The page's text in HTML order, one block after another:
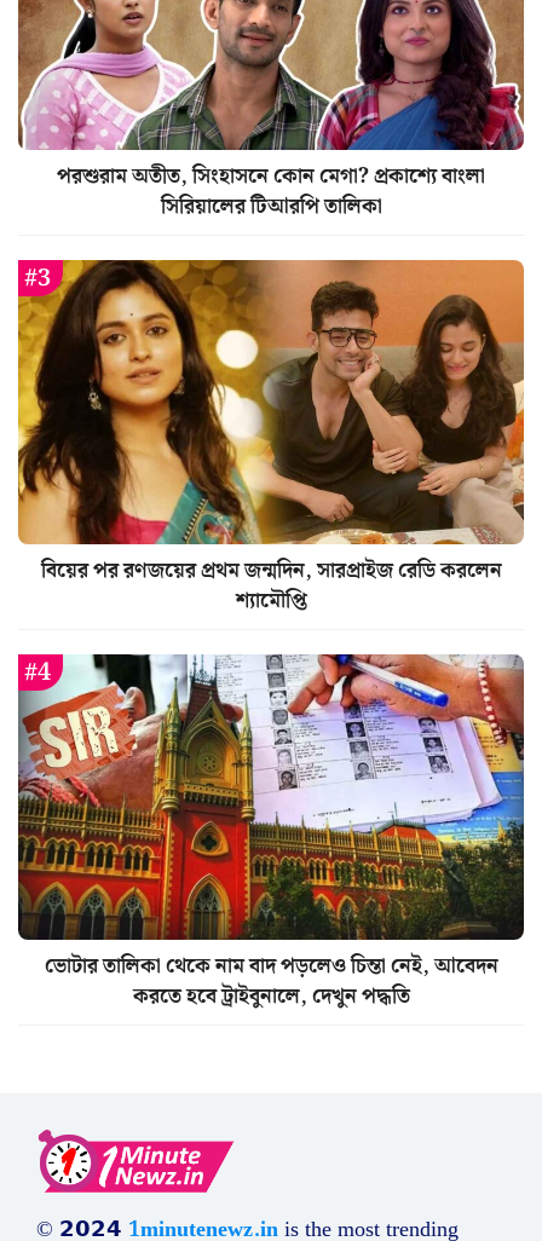
পরশুরাম অতীত, সিংহাসনে কোন মেগা? প্রকাশ্যে বাংলা
সিরিয়ালের টিআরপি তালিকা
বিয়ের পর রণজয়ের প্রথম জন্মদিন, সারপ্রাইজ রেডি করলেন
শ্যামৌপ্তি
ভোটার তালিকা থেকে নাম বাদ পড়লেও চিন্তা নেই, আবেদন
করতে হবে ট্রাইবুনালে, দেখুন পদ্ধতি
© 𝟮𝟬𝟮𝟰 1minutenewz.inis the most trending